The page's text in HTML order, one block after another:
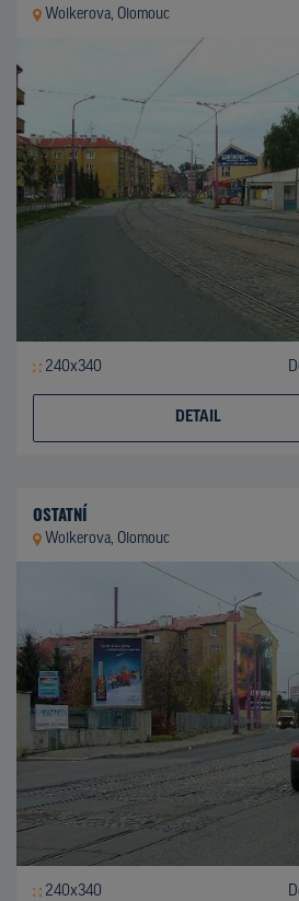
Wolkerova, Olomouc
240x340
DETAIL
OSTATNÍ
Wolkerova, Olomouc
240x340